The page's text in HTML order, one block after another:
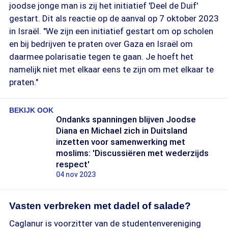
joodse jonge man is zij het initiatief 'Deel de Duif'
gestart. Dit als reactie op de aanval op 7 oktober 2023
in Israël. "We zijn een initiatief gestart om op scholen
en bij bedrijven te praten over Gaza en Israël om
daarmee polarisatie tegen te gaan. Je hoeft het
namelijk niet met elkaar eens te zijn om met elkaar te
praten."
BEKIJK OOK
Ondanks spanningen blijven Joodse
Diana en Michael zich in Duitsland
inzetten voor samenwerking met
moslims: 'Discussiëren met wederzijds
respect'
04 nov 2023
Vasten verbreken met dadel of salade?
Caglanur is voorzitter van de studentenvereniging